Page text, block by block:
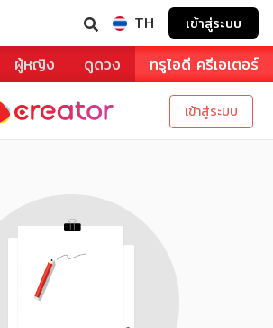
TH เข้าสู่ระบบ
ผู้หญิง ดูดวง ทรูไอดี ครีเอเตอร์
เข้าสู่ระบบ